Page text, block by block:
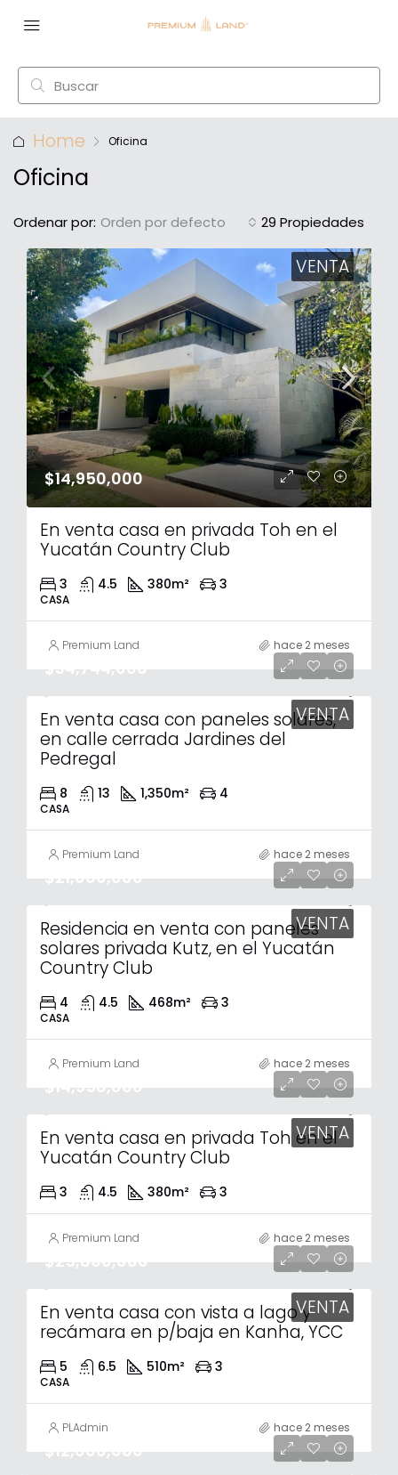
Home Oficina
Oficina
29 Propiedades
Ordenar por: Orden por defecto
VENTA
$14,950,000
En venta casa en privada Toh en el
Yucatán Country Club
3 4.5 380m² 3
CASA
Premium Land hace 2 meses
VENTA
$34,744,000
En venta casa con paneles solares,
en calle cerrada Jardines del
Pedregal
8 13 1,350m² 4
CASA
Premium Land hace 2 meses
VENTA
$21,000,000
Residencia en venta con paneles
solares privada Kutz, en el Yucatán
Country Club
4 4.5 468m² 3
CASA
Premium Land hace 2 meses
VENTA
$14,950,000
En venta casa en privada Toh en el
Yucatán Country Club
3 4.5 380m² 3
Premium Land hace 2 meses
VENTA
$25,800,000
En venta casa con vista a lago y
recámara en p/baja en Kanha, YCC
5 6.5 510m² 3
CASA
PLAdmin hace 2 meses
$12,000,000